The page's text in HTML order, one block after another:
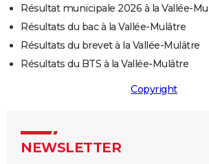
Résultat municipale 2026 à la Vallée-
Résultats du bac à la Vallée-Mulâtre
Résultats du brevet à la Vallée-Mulâtre
Résultats du BTS à la Vallée-Mulâtre
Copyright
NEWSLETTER